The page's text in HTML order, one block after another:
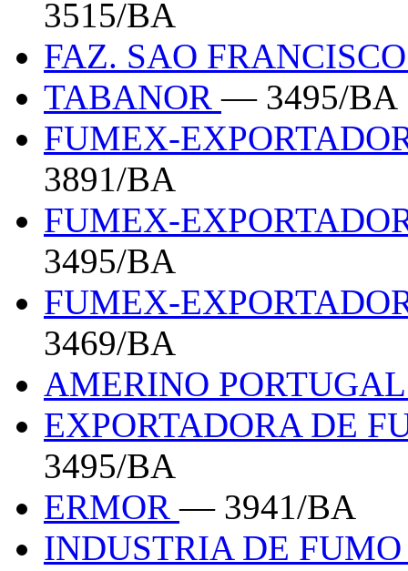
3515/BA
FAZ. SAO
TABANOR— 3495/BA
FUMEX-
3891/BA
FUMEX-
3495/BA
FUMEX-
3469/BA
AMERINO
EXPORTADORA DE
3495/BA
ERMOR— 3941/BA
INDUSTRIA DE